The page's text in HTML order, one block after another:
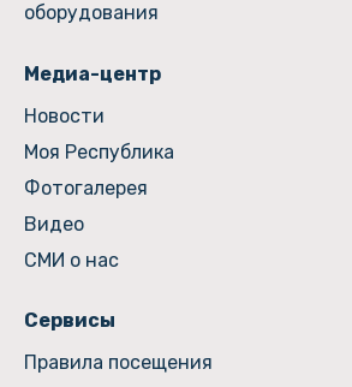
оборудования
Медиа-центр
Новости
Моя Республика
Фотогалерея
Видео
СМИ о нас
Сервисы
Правила посещения